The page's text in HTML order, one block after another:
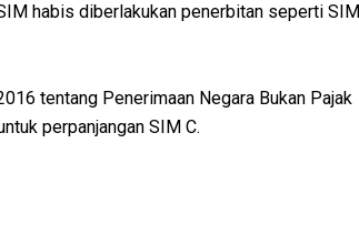
habis diberlakukan penerbitan seperti SIM
tentang Penerimaan Negara Bukan Pajak
perpanjangan SIM C.